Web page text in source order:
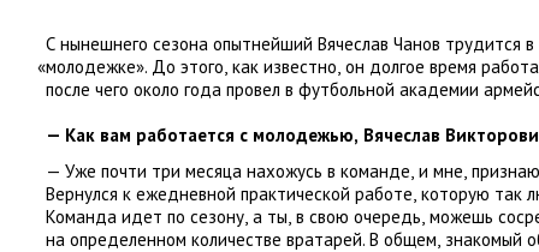
С нынешнего сезона опытнейший Вячеслав Чанов трудится
«молодежке». До этого, как известно, он долгое время
после чего около года провел в футбольной академии
— Как вам работается с молодежью, Вячеслав
— Уже почти три месяца нахожусь в команде, и мне,
Вернулся к ежедневной практической работе, которую так
Команда идет по сезону, а ты, в свою очередь, можешь
на определенном количестве вратарей. В общем, знакомый